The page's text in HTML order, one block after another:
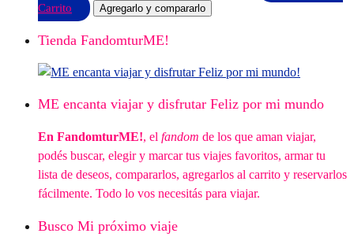
Carrito
Agregarlo y compararlo
Tienda FandomturME!
ME encanta viajar y disfrutar Feliz por mi mundo
En FandomturME!, el fandom de los que aman viajar,
podés buscar, elegir y marcar tus viajes favoritos, armar tu
lista de deseos, compararlos, agregarlos al carrito y reservarlos
fácilmente. Todo lo vos necesitás para viajar.
Busco Mi próximo viaje